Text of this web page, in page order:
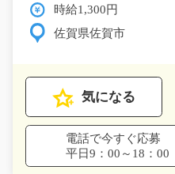
時給1,300円
佐賀県佐賀市
気になる
電話で今すぐ応募
平日9：00～18：00